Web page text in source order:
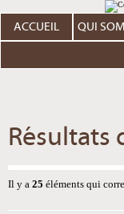
au
contenu.
Aller
personnels
ACCUEIL QUI
Résultats
Il y a 25 éléments qui